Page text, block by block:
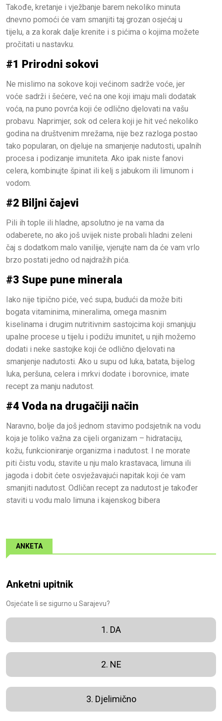
Takođe, kretanje i vježbanje barem nekoliko minuta
dnevno pomoći će vam smanjiti taj grozan osjećaj u
tijelu, a za korak dalje krenite i s pićima o kojima možete
pročitati u nastavku.
#1 Prirodni sokovi
Ne mislimo na sokove koji većinom sadrže voće, jer
voće sadrži i šećere, već na one koji imaju mali dodatak
voća, na puno povrća koji će odlično djelovati na vašu
probavu. Naprimjer, sok od celera koji je hit već nekoliko
godina na društvenim mrežama, nije bez razloga postao
tako popularan, on djeluje na smanjenje nadutosti, upalnih
procesa i podizanje imuniteta. Ako ipak niste fanovi
celera, kombinujte špinat ili kelj s jabukom ili limunom i
vodom.
#2 Biljni čajevi
Pili ih tople ili hladne, apsolutno je na vama da
odaberete, no ako još uvijek niste probali hladni zeleni
čaj s dodatkom malo vanilije, vjerujte nam da će vam vrlo
brzo postati jedno od najdražih pića.
#3 Supe pune minerala
Iako nije tipično piće, već supa, budući da može biti
bogata vitaminima, mineralima, omega masnim
kiselinama i drugim nutritivnim sastojcima koji smanjuju
upalne procese u tijelu i podižu imunitet, u njih možemo
dodati i neke sastojke koji će odlično djelovati na
smanjenje nadutosti. Ako u supu od luka, batata, bijelog
luka, peršuna, celera i mrkvi dodate i borovnice, imate
recept za manju nadutost.
#4 Voda na drugačiji način
Naravno, bolje da još jednom stavimo podsjetnik na vodu
koja je toliko važna za cijeli organizam – hidrataciju,
kožu, funkcioniranje organizma i nadutost. I ne morate
piti čistu vodu, stavite u nju malo krastavaca, limuna ili
jagoda i dobit ćete osvježavajući napitak koji će vam
smanjiti nadutost. Odličan recept za nadutost je također
staviti u vodu malo limuna i kajenskog bibera
ANKETA
Anketni upitnik
Osjećate li se sigurno u Sarajevu?
1. DA
2. NE
3. Djelimično